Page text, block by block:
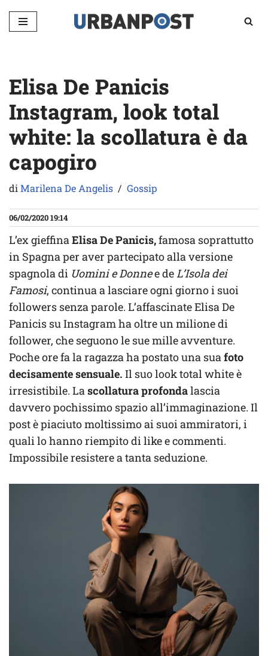
Vai
Elisa De Panicis
Instagram, look total
white: la scollatura è da
capogiro
diMarilena De Angelis Gossip
06/02/2020 19:14
L’ex gieffinaElisa De Panicis,famosa soprattutto
in Spagna per aver partecipato alla versione
spagnola di Uomini e Donnee deL’Isola dei
Famosi, continua a lasciare ogni giorno i suoi
followers senza parole. L’affascinate Elisa De
Panicis su Instagram ha oltre un milione di
follower, che seguono le sue mille avventure.
Poche ore fa la ragazza ha postato una suafoto
decisamente sensuale. Il suo look total white è
irresistibile. Lascollatura profondalascia
davvero pochissimo spazio all’immaginazione. Il
post è piaciuto moltissimo ai suoi ammiratori, i
quali lo hanno riempito di like e commenti.
Impossibile resistere a tanta seduzione.